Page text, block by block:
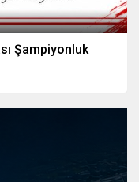
Şampiyonluk